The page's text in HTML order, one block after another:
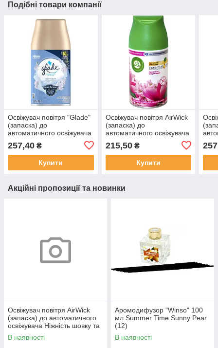
Подібні товари компанії
Освіжувач повітря "Glade"
(запаска) до
автоматичного освіжувача
Свіжість білизни 269мл(6)
257,40 ₴
Купити
Освіжувач повітря AirWick
(запаска) до
автоматичного освіжувача
Магнолія та квітуча вишня
250мл №0973(6)
215,50₴
Купити
Акційні пропозиції та новинки
Освіжувач повітря AirWick
(запаска) до автоматичного
освіжувача Ніжність шовку та
лілії 250мл №0911
В наявності
Аромодифузор "Winso" 100
мл Summer Time Sunny Pear
(12)
В наявності